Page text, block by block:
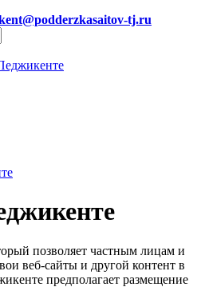
tj.ru
позволяет частным лицам и
веб-сайты и другой контент в
предполагает размещение